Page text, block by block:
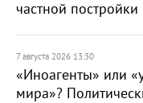
частной постройки
7 августа 2026 13:30
«Иноагенты» или
мира»?